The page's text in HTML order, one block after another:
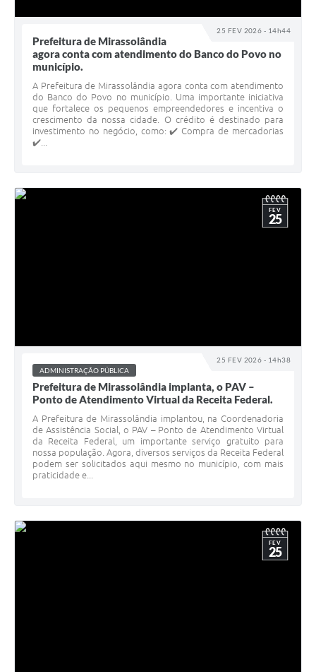
25 FEV 2026 - 14h44
Prefeitura de Mirassolândia
agora conta com atendimento do Banco do Povo no
município.
A Prefeitura de Mirassolândia agora conta com atendimento
do Banco do Povo no município. Uma importante iniciativa
que fortalece os pequenos empreendedores e incentiva o
crescimento da nossa cidade. O crédito é destinado para
investimento no negócio, como: ✔️ Compra de mercadorias
✔️...
25 FEV 2026 - 14h38
FEV
25
ADMINISTRAÇÃO PÚBLICA
Prefeitura de Mirassolândia implanta, o PAV –
Ponto de Atendimento Virtual da Receita Federal.
A Prefeitura de Mirassolândia implantou, na Coordenadoria
de Assistência Social, o PAV – Ponto de Atendimento Virtual
da Receita Federal, um importante serviço gratuito para
nossa população. Agora, diversos serviços da Receita Federal
podem ser solicitados aqui mesmo no município, com mais
praticidade e...
FEV
25